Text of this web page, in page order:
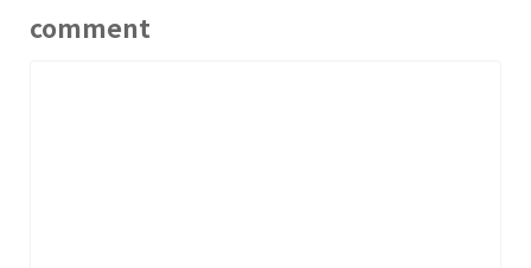
comment